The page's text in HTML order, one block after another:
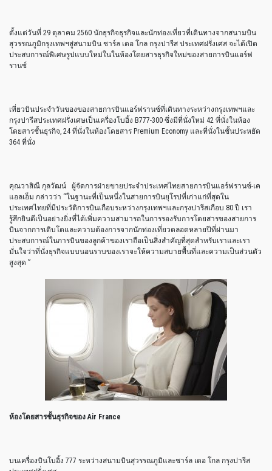
ตั้งแต่วันที่ 29 ตุลาคม 2560 นักธุรกิจธุรกิจและนักท่องเที่ยวที่เดินทางจากสนามบิน
สุวรรณภูมิกรุงเทพฯสู่สนามบิน ชาร์ล เดอ โกล กรุงปารีส ประเทศฝรั่งเศส จะได้เปิด
ประสบการณ์พิเศษรูปแบบใหม่ในในห้องโดยสารธุรกิจใหม่ของสายการบินแอร์ฟ
รานซ์
เที่ยวบินประจำวันของของสายการบินแอร์ฟรานซ์ที่เดินทางระหว่างกรุงเทพฯและ
กรุงปารีสประเทศฝรั่งเศษเป็นเครื่องโบอิ้ง B777-300 ซึ่งมีที่นั่งใหม่ 42 ที่นั่งในห้อง
โดยสารชั้นธุรกิจ, 24 ที่นั่งในห้องโดยสาร Premium Economy และที่นั่งในชั้นประหยัด
364 ที่นั่ง
คุณวาสิณี กุลวัฒน์ ผู้จัดการฝ่ายขายประจำประเทศไทยสายการบินแอร์ฟรานซ์-เค
แอลเอ็ม กล่าวว่า “ในฐานะที่เป็นหนึ่งในสายการบินยุโรปที่เก่าแก่ที่สุดใน
ประเทศไทยที่มีประวัติการบินเกือบระหว่างกรุงเทพฯและกรุงปารีสเกือบ 80 ปี เรา
รู้สึกยินดีเป็นอย่างยิ่งที่ได้เพิ่มความสามารถในการรองรับการโดยสารของสายการ
บินจากการเติบโตและความต้องการจากนักท่องเที่ยวตลอดหลายปีที่ผ่านมา
ประสบการณ์ในการบินของลูกค้าของเราถือเป็นสิ่งสำคัญที่สุดสำหรับเราและเรา
มั่นใจว่าที่นั่งธุรกิจแบบนอนราบของเราจะให้ความสบายพื้นที่และความเป็นส่วนตัว
สูงสุด ”
ห้องโดยสารชั้นธุรกิจของAir France
บนเครื่องบินโบอิ้ง 777 ระหว่างสนามบินสุวรรณภูมิและชาร์ล เดอ โกล กรุงปารีส